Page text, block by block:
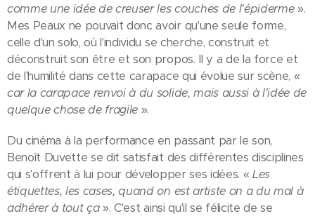
comme une idée de creuser les couches de l'épiderme».
Mes Peaux ne pouvait donc avoir qu'une seule forme,
celle d'un solo, où l'individu se cherche, construit et
déconstruit son être et son propos. Il y a de la force et
de l'humilité dans cette carapace qui évolue sur scène, «
car la carapace renvoi à du solide, mais aussi à l'idée de
quelque chose de fragile ».
Du cinéma à la performance en passant par le son,
Benoît Duvette se dit satisfait des différentes disciplines
qui s'offrent à lui pour développer ses idées. « Les
étiquettes, les cases, quand on est artiste on a du mal à
adhérer à tout ça». C'est ainsi qu'il se félicite de se